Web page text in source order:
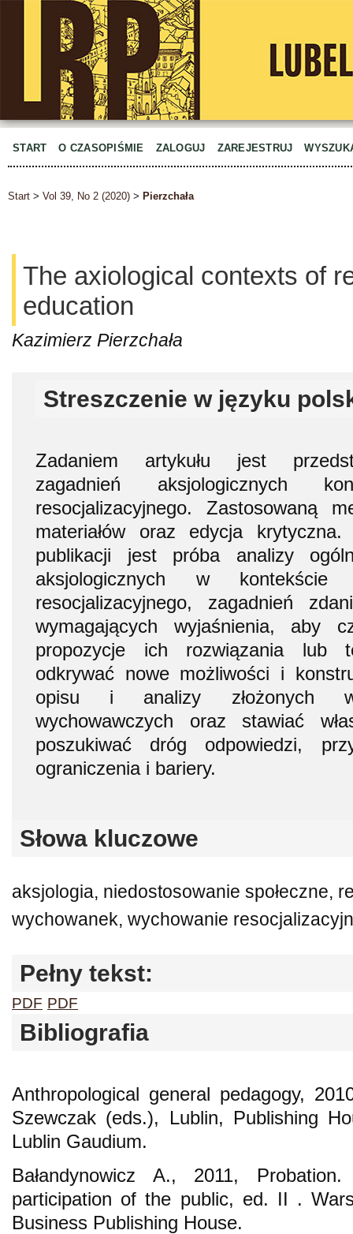
START O CZASOPIŚMIE ZALOGUJ ZAREJESTRUJ
Start > Vol 39, No 2 (2020) > Pierzchała
The axiological contexts of
education
Kazimierz Pierzchała
Streszczenie w języku
Zadaniem artykułu jest
zagadnień aksjologicznych
resocjalizacyjnego. Zastosowaną
materiałów oraz edycja krytyczna.
publikacji jest próba analizy
aksjologicznych w kontekście
resocjalizacyjnego, zagadnień
wymagających wyjaśnienia, aby
propozycje ich rozwiązania lub
odkrywać nowe możliwości i
opisu i analizy złożonych
wychowawczych oraz stawiać
poszukiwać dróg odpowiedzi,
ograniczenia i bariery.
Słowa kluczowe
aksjologia, niedostosowanie społeczne,
wychowanek, wychowanie
Pełny tekst:
PDF PDF
Bibliografia
Anthropological general pedagogy,
Szewczak (eds.), Lublin, Publishing
Lublin Gaudium.
Bałandynowicz A., 2011,
participation of the public, ed. II .
Business Publishing House.